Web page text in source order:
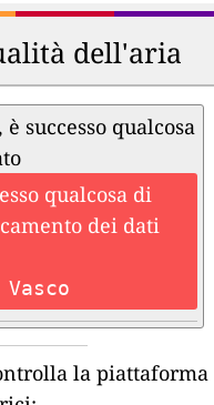
dell'aria
successo qualcosa
qualcosa di
dei dati
la piattaforma